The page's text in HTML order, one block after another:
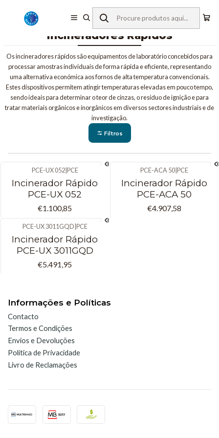
Equipamentos de Laboratório Incineradores Rápidos
Incineradores Rápidos
Os incineradores rápidos são equipamentos de laboratório concebidos para
processar amostras individuais de forma rápida e eficiente, representando
uma alternativa económica aos fornos de alta temperatura convencionais.
Estes dispositivos permitem atingir temperaturas elevadas em pouco tempo,
sendo ideais para determinar o teor de cinzas, o resíduo de ignição e para
tratar materiais orgânicos e inorgânicos em diversos sectores industriais e de
investigação.
Filtros
PCE-UX 052| PCE
Incinerador Rápido
PCE-UX 052
€1.100,85
PCE-ACA 50 PCE
Incinerador Rápido
PCE-ACA 50
€4.907,58
PCE-UX 3011GQD PCE
Incinerador Rápido
PCE-UX 3011GQD
€5.491,95
Informações e Políticas
Contacto
Termos e Condições
Envios e Devoluções
Política de Privacidade
Livro de Reclamações